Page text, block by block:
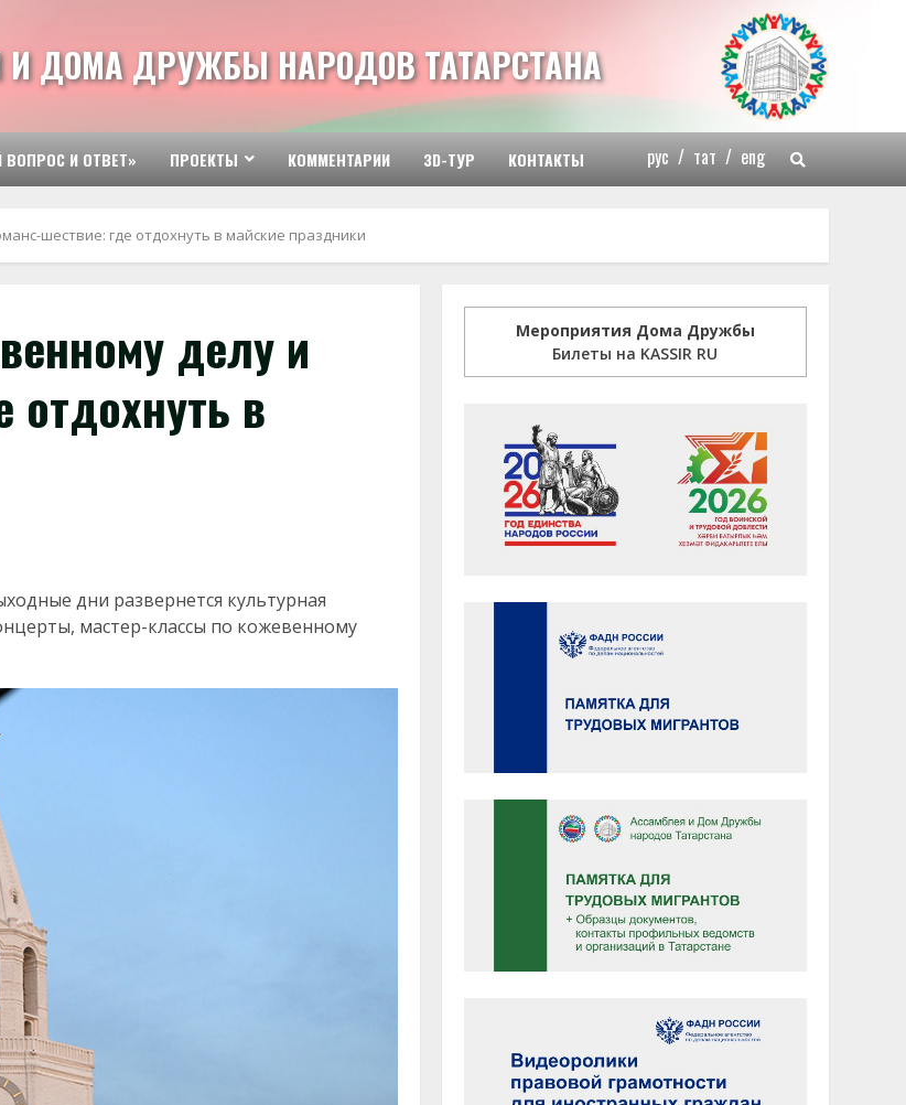
И ДОМА ДРУЖБЫ НАРОДОВ ТАТАРСТАНА
И ОТВЕТ» ПРОЕКТЫ КОММЕНТАРИИ 3D-ТУР КОНТАКТЫ рус / тат / eng
шествие: где отдохнуть в майские праздники
делу и
отдохнуть в
дни развернется культурная
мастер-классы по кожевенному
Мероприятия Дома Дружбы
Билеты на KASSIR RU